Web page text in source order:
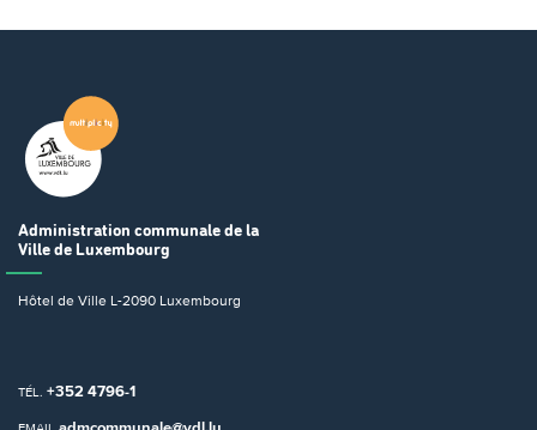
Administration communale de la
Ville de Luxembourg
Hôtel de Ville L-2090 Luxembourg
TÉL. +352 4796-1